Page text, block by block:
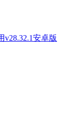
安卓版